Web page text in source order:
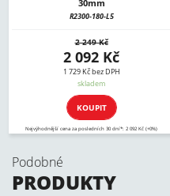
30mm
R2300-180-L5
2 249 Kč
2 092 Kč
1 729 Kč bez DPH
skladem
KOUPIT
Nejvýhodnější cena za posledních 30 dní*: 2 092 Kč (+0%)
Podobné
PRODUKTY